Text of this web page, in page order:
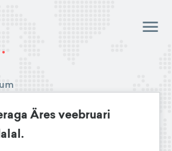
Äres veebruari